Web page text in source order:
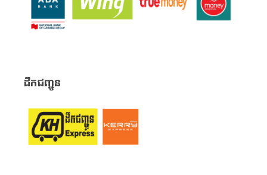
ដឹកជញ្ជូន